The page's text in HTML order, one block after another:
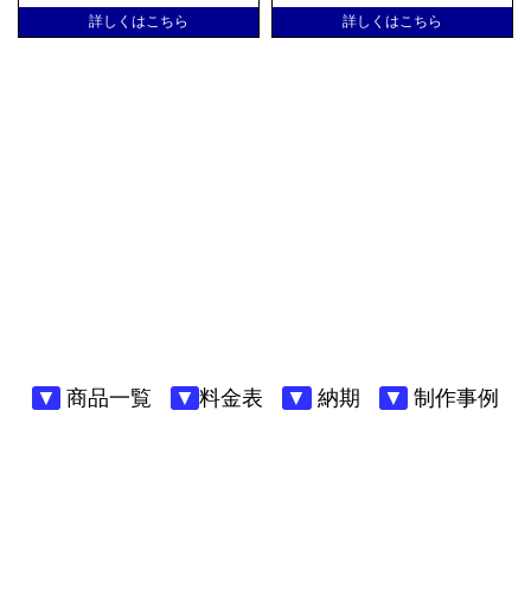
詳しくはこちら 詳しくはこちら
商品一覧 料金表 納期 制作事例